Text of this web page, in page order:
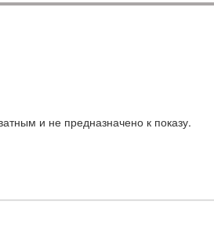
и не предназначено к показу.